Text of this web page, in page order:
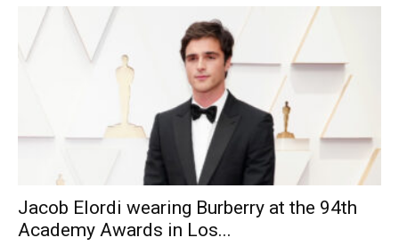
Jacob Elordi wearing Burberry at the 94th
Academy Awards in Los...